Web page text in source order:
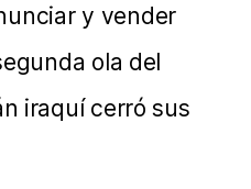
y vender
ola del
iraquí cerró sus